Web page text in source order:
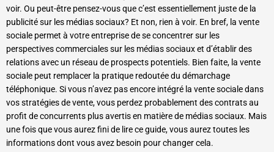
voir. Ou peut-être pensez-vous que c’est essentiellement juste de la
publicité sur les médias sociaux? Et non, rien à voir. En bref, la vente
sociale permet à votre entreprise de se concentrer sur les
perspectives commerciales sur les médias sociaux et d’établir des
relations avec un réseau de prospects potentiels. Bien faite, la vente
sociale peut remplacer la pratique redoutée du démarchage
téléphonique. Si vous n’avez pas encore intégré la vente sociale dans
vos stratégies de vente, vous perdez probablement des contrats au
profit de concurrents plus avertis en matière de médias sociaux. Mais
une fois que vous aurez fini de lire ce guide, vous aurez toutes les
informations dont vous avez besoin pour changer cela.